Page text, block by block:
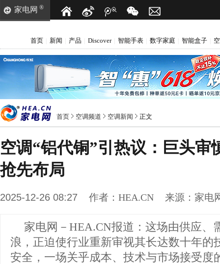
家电网 ®
首页 新闻 产品 Discover 智能手表 数字家庭 智能盒子
首页 空调频道 空调新闻 正文
空调“铝代铜”引热议：巨头审
抢先布局
2025-12-26 08:27 作者： HEA.CN 来源： 家电
家电网－HEA.CN报道： 这场由供应、
浪，正迫使行业重新审视其长达数十年的
安全，一场关乎成本、技术与市场接受度